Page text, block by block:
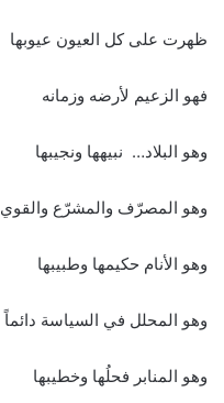
ظهرت على كل العيون عيوبها
فهو الزعيم لأرضه وزمانه
وهو البلاد… نبيهها ونجيبها
وهو المصرّف والمشرّع والقوي
وهو الأنام حكيمها وطبيبها
وهو المحلل في السياسة دائماً
وهو المنابر فحلُها وخطيبها